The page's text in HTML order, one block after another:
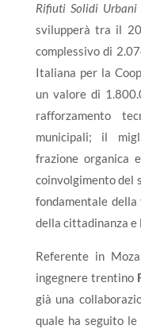
Rifiuti Solidi
svilupperà tra il
complessivo di
Italiana per la
un valore di
rafforzamento
municipali; il
frazione organica
coinvolgimento
fondamentale
della cittadinanza e
Referente in
ingegnere trentino
già una
quale ha seguito